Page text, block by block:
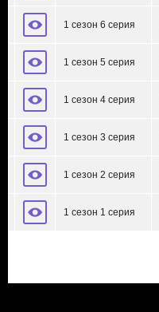
1 сезон 6 серия
1 сезон 5 серия
1 сезон 4 серия
1 сезон 3 серия
1 сезон 2 серия
1 сезон 1 серия